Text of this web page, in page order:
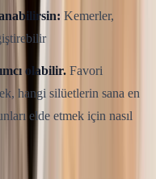
Kemerler,
olabilir. Favori
hangi silüetlerin sana en
elde etmek için nasıl